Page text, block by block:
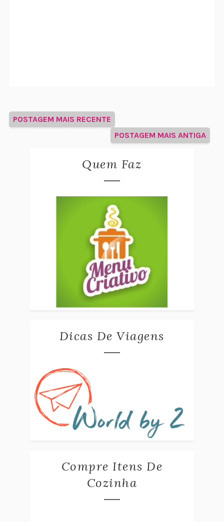
POSTAGEM MAIS RECENTE
POSTAGEM MAIS ANTIGA
Quem Faz
Dicas De Viagens
Compre Itens De
Cozinha